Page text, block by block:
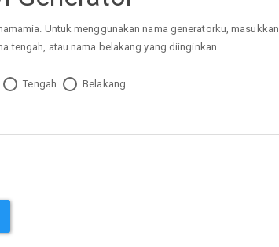
Untuk menggunakan nama generatorku, masukkan
tengah, atau nama belakang yang diinginkan.
Tengah Belakang